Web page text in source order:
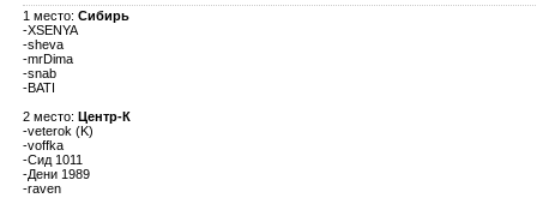
1 место: Сибирь
-XSENYA
-sheva
-mrDima
-snab
-BATI
2 место: Центр-К
-veterok (K)
-voffka
-Сид 1011
-Дени 1989
-raven